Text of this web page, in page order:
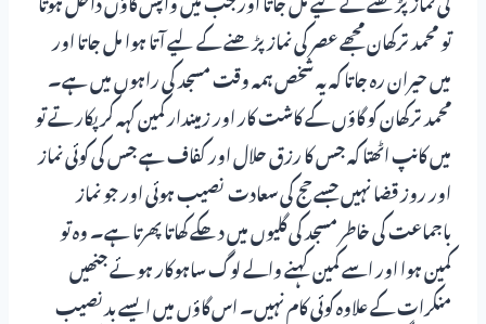
تو محمد ترکھان مجھے عصر کی نماز پڑھنے کے لیے آتا ہوا مل جاتا اور
میں حیران رہ جاتا کہ یہ شخص ہمہ وقت مسجد کی راہوں میں ہے۔
محمد ترکھان کو گاؤں کے کاشت کار اور زمیندار کمین کہہ کر پکارتے تو
میں کانپ اٹھتا کہ جس کا رزق حلال اور کفاف ہے جس کی کوئی نماز
اور روز قضا نہیں جسے حج کی سعادت نصیب ہوئی اور جو نماز
باجماعت کی خاطر مسجد کی گلیوں میں دھکے کھاتا پھرتا ہے۔ وہ تو
کمین ہوا اور اسے کمین کہنے والے لوگ ساہوکار ہوئے جنھیں
منکرات کے علاوہ کوئی کام نہیں۔ اس گاؤں میں ایسے بدنصیب